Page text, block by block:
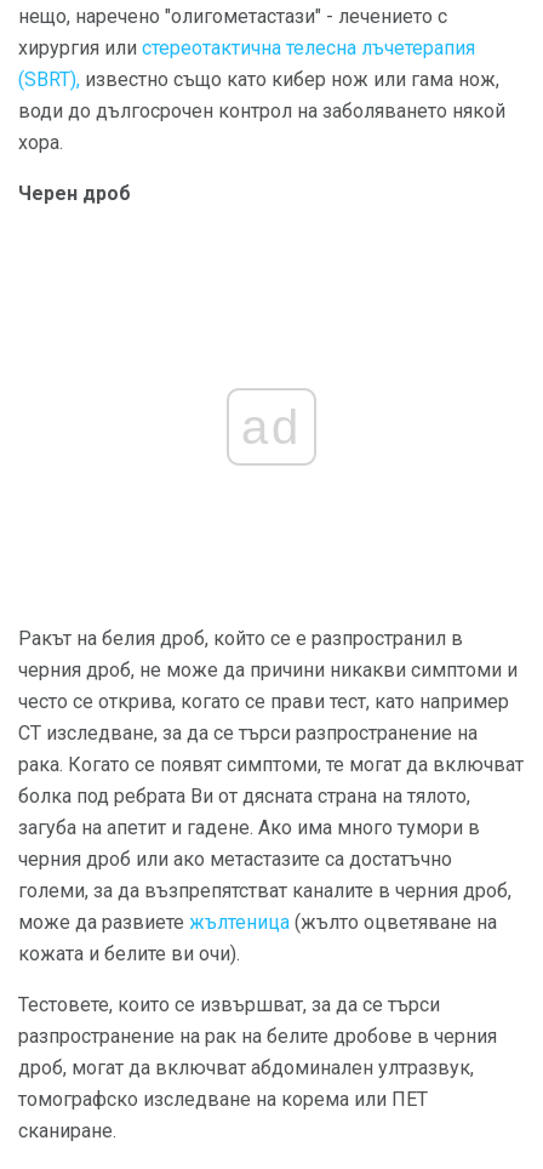
нещо, наречено "олигометастази" - лечението с
хирургия или стереотактична телесна лъчетерапия
(SBRT), известно също като кибер нож или гама нож,
води до дългосрочен контрол на заболяването някой
хора.
Черен дроб
ad
Ракът на белия дроб, който се е разпространил в
черния дроб, не може да причини никакви симптоми и
често се открива, когато се прави тест, като например
CT изследване, за да се търси разпространение на
рака. Когато се появят симптоми, те могат да включват
болка под ребрата Ви от дясната страна на тялото,
загуба на апетит и гадене. Ако има много тумори в
черния дроб или ако метастазите са достатъчно
големи, за да възпрепятстват каналите в черния дроб,
може да развиете жълтеница (жълто оцветяване на
кожата и белите ви очи).
Тестовете, които се извършват, за да се търси
разпространение на рак на белите дробове в черния
дроб, могат да включват абдоминален ултразвук,
томографско изследване на корема или ПЕТ
сканиране.